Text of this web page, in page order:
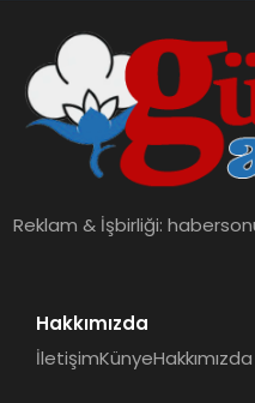
Reklam & İşbirliği:
Hakkımızda
İletişimKünyeHakkımızda